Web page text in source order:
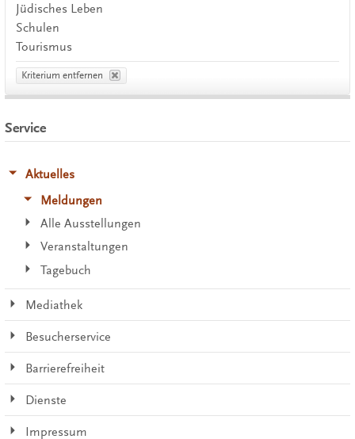
Jüdisches Leben
Schulen
Tourismus
Kriterium entfernen
Service
Aktuelles
Meldungen
Alle Ausstellungen
Veranstaltungen
Tagebuch
Mediathek
Besucherservice
Barrierefreiheit
Dienste
Impressum